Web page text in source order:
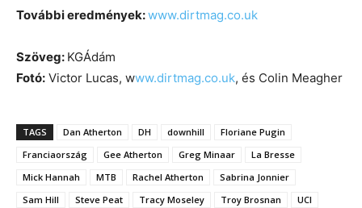
További eredmények:www.dirtmag.co.uk
Szöveg: KGÁdám
Fotó: Victor Lucas, www.dirtmag.co.uk, és Colin Meagher
TAGS Dan Atherton DH downhill
Floriane Pugin
Franciaország
Gee Atherton Greg Minaar
La Bresse
Mick Hannah
MTB Rachel Atherton
Sabrina Jonnier
Sam Hill
Steve Peat Tracy Moseley Troy Brosnan
UCI